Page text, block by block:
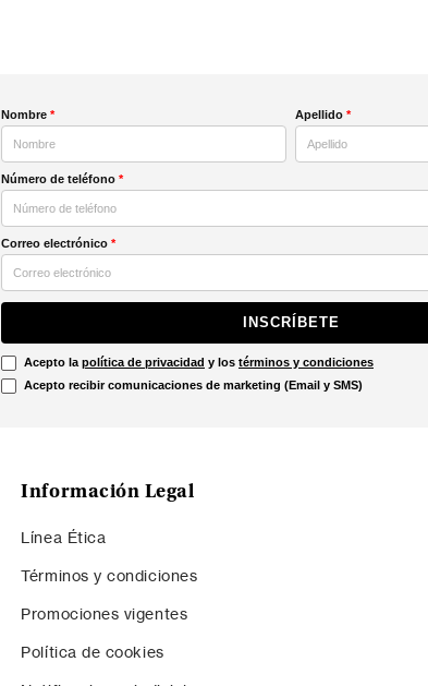
Nombre * Apellido *
Número de teléfono *
Correo electrónico *
INSCRÍBETE
Acepto la política de privacidad y los términos y condiciones
Acepto recibir comunicaciones de marketing (Email y SMS)
Información Legal
Línea Ética
Términos y condiciones
Promociones vigentes
Política de cookies